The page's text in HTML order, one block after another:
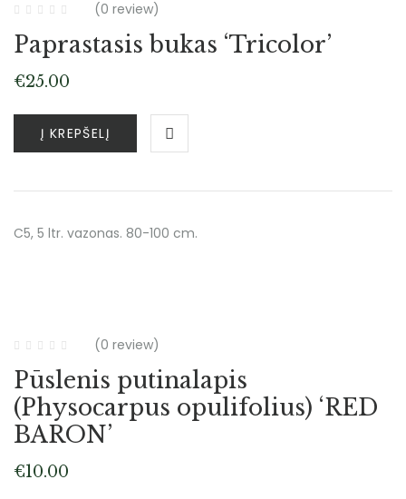
(0 review)
Paprastasis bukas ‘Tricolor’
€25.00
Į KREPŠELĮ
C5, 5 ltr. vazonas. 80-100 cm.
(0 review)
Pūslenis putinalapis
(Physocarpus opulifolius) ‘RED
BARON’
€10.00